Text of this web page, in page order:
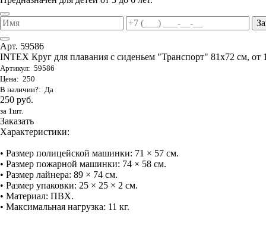
Арт. 59586
INTEX Круг для плавания с сиденьем "Транспорт" 81х72 см,
Артикул: 59586
Цена: 250
В наличии?: Да
250 руб.
за 1шт.
Заказать
Характеристики:
• Размер полицейской машинки: 71 × 57 см.
• Размер пожарной машинки: 74 × 58 см.
• Размер лайнера: 89 × 74 см.
• Размер упаковки: 25 × 25 × 2 см.
• Материал: ПВХ.
• Максимальная нагрузка: 11 кг.